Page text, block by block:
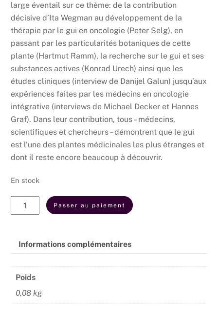
large éventail sur ce thème: de la contribution
décisive d’Ita Wegman au développement de la
thérapie par le gui en oncologie (Peter Selg), en
passant par les particularités botaniques de cette
plante (Hartmut Ramm), la recherche sur le gui et ses
substances actives (Konrad Urech) ainsi que les
études cliniques (interview de Danijel Galun) jusqu’aux
expériences faites par les médecins en oncologie
intégrative (interviews de Michael Decker et Hannes
Graf). Dans leur contribution, tous – médecins,
scientifiques et chercheurs – démontrent que le gui
est l’une des plantes médicinales les plus étranges et
dont il reste encore beaucoup à découvrir.
En stock
quantité
de
force
gui
Passer au paiement
Informations complémentaires
Poids
0,08 kg